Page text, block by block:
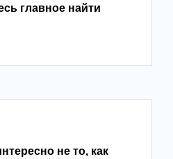
главное найти
не то, как